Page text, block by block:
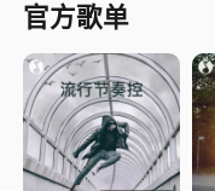
官方歌单